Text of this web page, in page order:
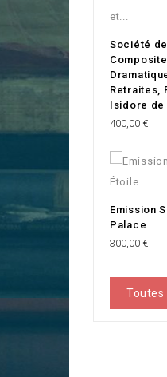
Société
Retraites,
Isidore de
Prix
400,00 €
Emission
Palace
Prix
300,00 €
Toutes